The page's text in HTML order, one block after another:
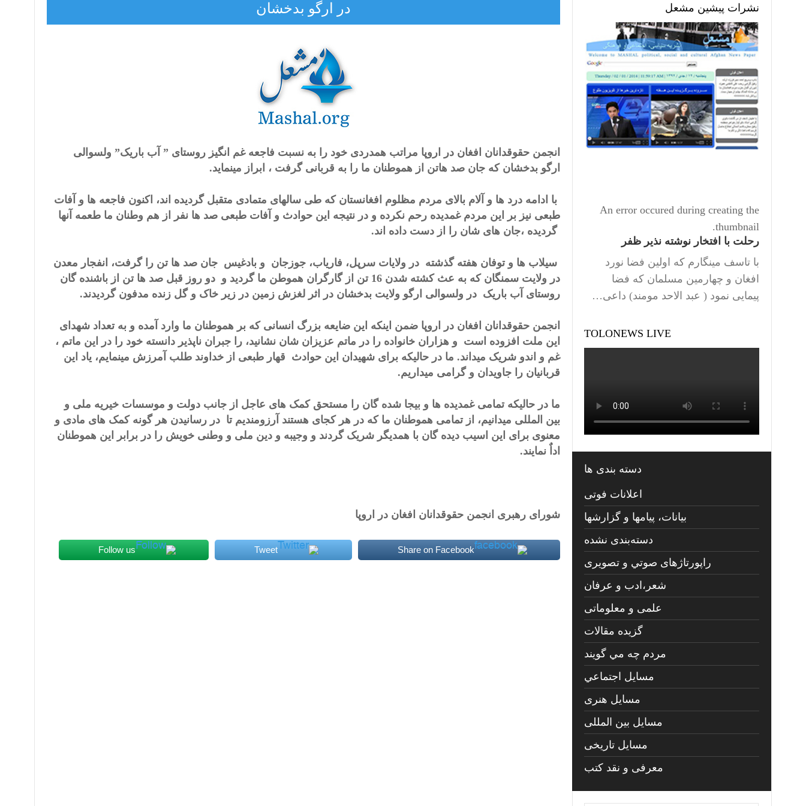
در ارگو بدخشان
انجمن حقوقدانان افغان در اروپا مراتب همدردی خود را به نسبت فاجعه غم انگیز روستای ” آب باریک” ولسوالی
ارگو بدخشان که جان صد هاتن از هموطنان ما را به قربانی گرفت ، ابراز مینماید.
با ادامه درد ها و آلام بالای مردم مظلوم افغانستان که طی سالهای متمادی متقبل گردیده اند، اکنون فاجعه ها و آفات
طبعی نیز بر این مردم غمدیده رحم نکرده و در نتیجه این حوادث و آفات طبعی صد ها نفر از هم وطنان ما طعمه آنها
گردیده ،جان های شان را از دست داده اند.
سیلاب ها و توفان هفته گذشته در ولایات سرپل، فاریاب، جوزجان و بادغیس جان صد ها تن را گرفت، انفجار معدن
در ولایت سمنگان که به عث کشته شدن 16 تن از گارگران هموطن ما گردید و دو روز قبل صد ها تن از باشنده گان
روستای آب باریک در ولسوالی ارگو ولایت بدخشان در اثر لغزش زمین در زیر خاک و گل زنده مدفون گردیدند.
انجمن حقوقدانان افغان در اروپا ضمن اینکه این ضایعه بزرگ انسانی که بر هموطنان ما وارد آمده و به تعداد شهدای
این ملت افزوده است و هزاران خانواده را در ماتم عزیزان شان نشانید، را جبران ناپذیر دانسته خود را در این ماتم ،
غم و اندو شریک میداند. ما در حالیکه برای شهیدان این حوادث قهار طبعی از خداوند طلب آمرزش مینمایم، یاد این
قربانیان را جاویدان و گرامی میداریم.
ما در حالیکه تمامی غمدیده ها و بیجا شده گان را مستحق کمک های عاجل از جانب دولت و موسسات خیریه ملی و
بین المللی میدانیم، از تمامی هموطنان ما که در هر کجای هستند آرزومندیم تا در رسانیدن هر گونه کمک های مادی و
معنوی برای این اسیب دیده گان با همدیگر شریک گردند و وجیبه و دین ملی و وطنی خویش را در برابر این هموطنان
اداٌ نمایند.
شورای رهبری انجمن حقوقدانان افغان در اروپا
Share on Facebook
Tweet
Follow us
نشرات پیشین مشعل
An error occured during creating the
thumbnail.
رحلت با افتخار نوشته نذیر ظفر
با تاسف مینگارم که اولین فضا نورد
افغان و چهارمین مسلمان که فضا
پیمایی نمود ( عبد الاحد مومند) داعی…
TOLONEWS LIVE
دسته بندی ها
اعلانات فوتی
بیانات، پیامها و گزارشها
دسته‌بندی نشده
راپورتاژهای صوتي و تصويری
شعر،ادب و عرفان
علمی و معلوماتی
گزیده مقالات
مردم چه مي گويند
مسايل اجتماعي
مسايل هنری
مسایل بین المللی
مسایل تاریخی
معرفی و نقد کتب